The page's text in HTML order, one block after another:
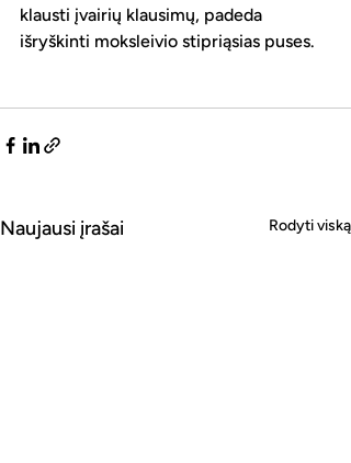
klausti įvairių klausimų, padeda
išryškinti moksleivio stipriąsias puses.
Naujausi įrašai Rodyti viską